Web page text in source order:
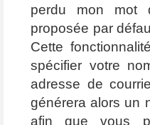
perdu mon
proposée par
Cette
spécifier votre
adresse de
générera alors un
afin que vous